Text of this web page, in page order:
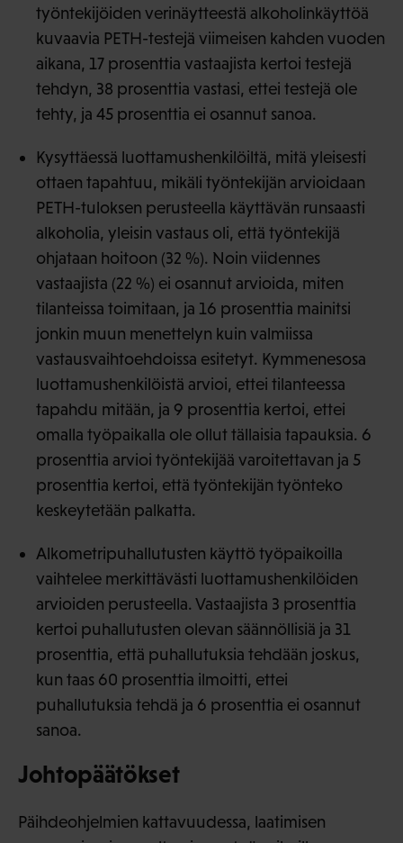
työntekijöiden verinäytteestä alkoholinkäyttöä
kuvaavia PETH-testejä viimeisen kahden vuoden
aikana, 17 prosenttia vastaajista kertoi testejä
tehdyn, 38 prosenttia vastasi, ettei testejä ole
tehty, ja 45 prosenttia ei osannut sanoa.
Kysyttäessä luottamushenkilöiltä, mitä yleisesti
ottaen tapahtuu, mikäli työntekijän arvioidaan
PETH-tuloksen perusteella käyttävän runsaasti
alkoholia, yleisin vastaus oli, että työntekijä
ohjataan hoitoon (32 %). Noin viidennes
vastaajista (22 %) ei osannut arvioida, miten
tilanteissa toimitaan, ja 16 prosenttia mainitsi
jonkin muun menettelyn kuin valmiissa
vastausvaihtoehdoissa esitetyt. Kymmenesosa
luottamushenkilöistä arvioi, ettei tilanteessa
tapahdu mitään, ja 9 prosenttia kertoi, ettei
omalla työpaikalla ole ollut tällaisia tapauksia. 6
prosenttia arvioi työntekijää varoitettavan ja 5
prosenttia kertoi, että työntekijän työnteko
keskeytetään palkatta.
Alkometripuhallutusten käyttö työpaikoilla
vaihtelee merkittävästi luottamushenkilöiden
arvioiden perusteella. Vastaajista 3 prosenttia
kertoi puhallutusten olevan säännöllisiä ja 31
prosenttia, että puhallutuksia tehdään joskus,
kun taas 60 prosenttia ilmoitti, ettei
puhallutuksia tehdä ja 6 prosenttia ei osannut
sanoa.
Johtopäätökset
Päihdeohjelmien kattavuudessa, laatimisen